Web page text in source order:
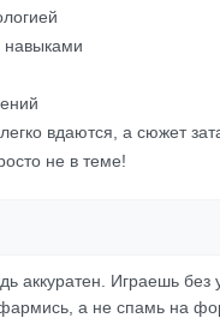
навыками
вдаются, а сюжет
не в теме!
аккуратен. Играешь
фармись, а не спамь на